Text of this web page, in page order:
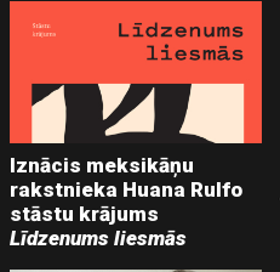
Iznācis meksikāņu
rakstnieka Huana Rulfo
stāstu krājums
Līdzenums liesmās